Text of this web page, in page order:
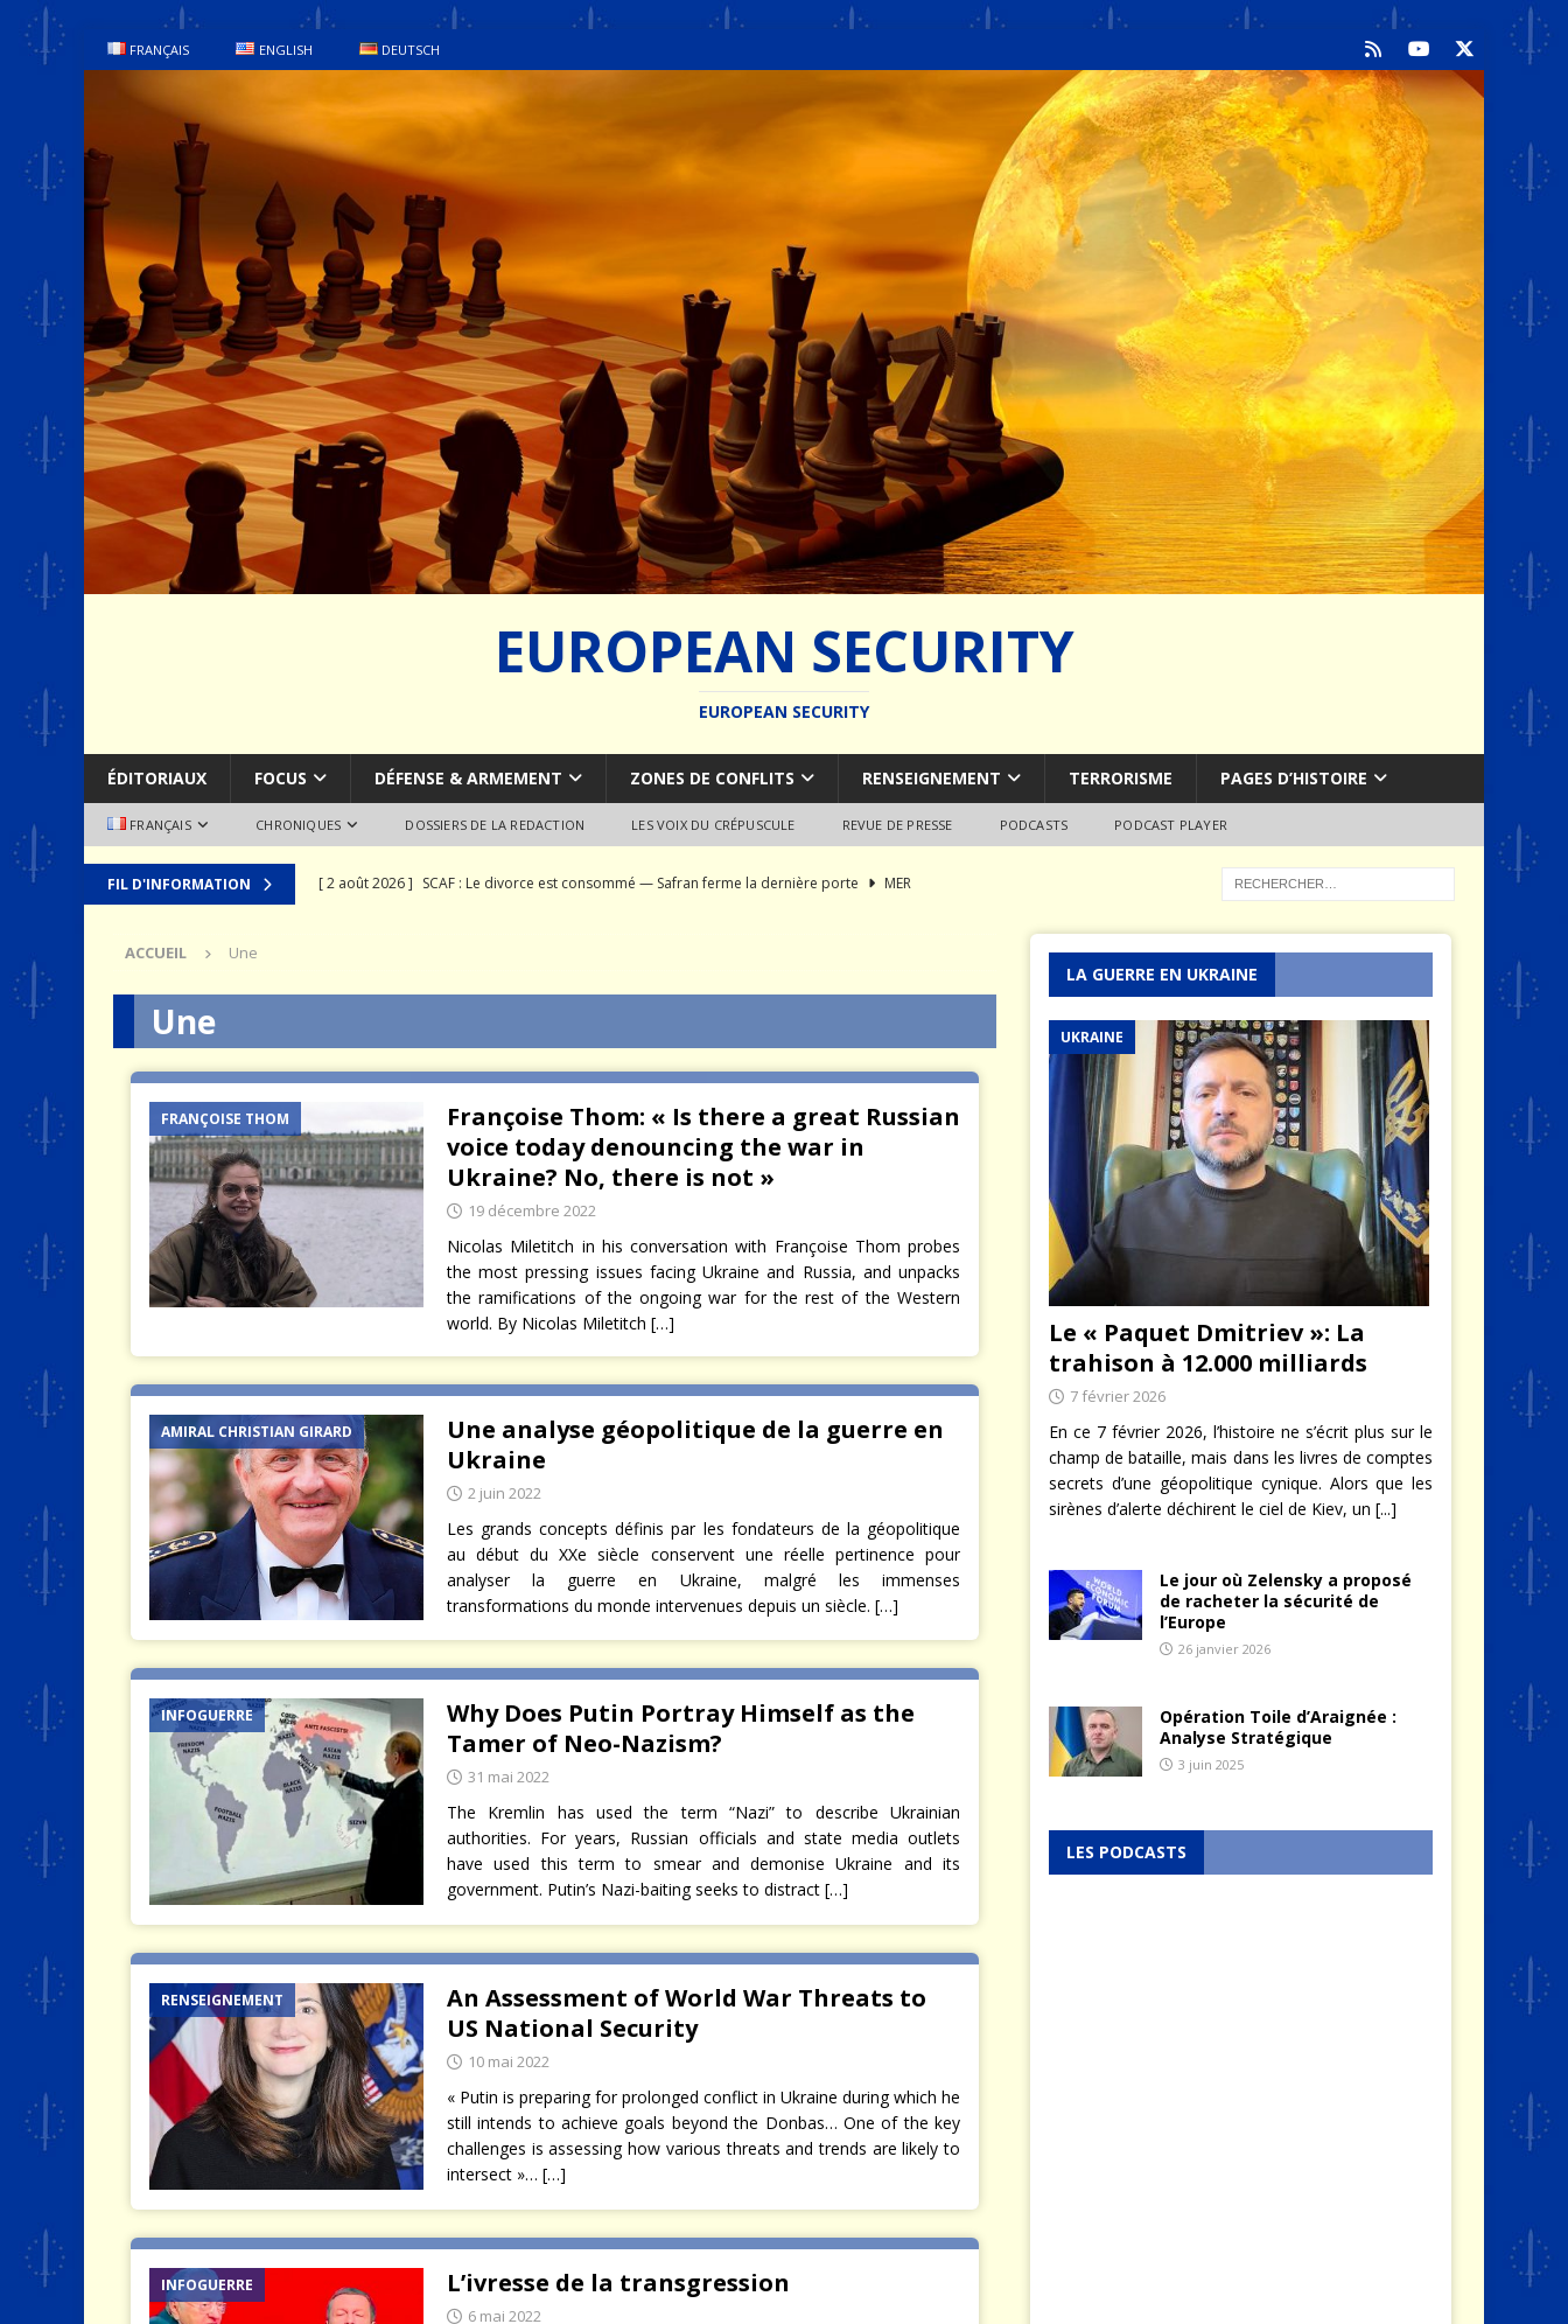
FRANÇAIS ENGLISH DEUTSCH
EUROPEAN SECURITY
EUROPEAN SECURITY
ÉDITORIAUX FOCUS DÉFENSE & ARMEMENT ZONES DE CONFLITS RENSEIGNEMENT TERRORISME PAGES D’HISTOIRE
FRANÇAIS CHRONIQUES DOSSIERS DE LA REDACTION LES VOIX DU CRÉPUSCULE REVUE DE PRESSE PODCASTS PODCAST PLAYER
FIL D'INFORMATION [ 2 août 2026 ] SCAF : Le divorce est consommé — Safran ferme la dernière porte
MER
[ 4 août 2026 ] Quand la crise arbitre à notre place JÉRÔME DENARIEZ
ACCUEIL Une
Une
FRANÇOISE THOM
Françoise Thom: « Is there a great Russian
voice today denouncing the war in
Ukraine? No, there is not »
19 décembre 2022
Nicolas Miletitch in his conversation with Françoise Thom probes
the most pressing issues facing Ukraine and Russia, and unpacks
the ramifications of the ongoing war for the rest of the Western
world. By Nicolas Miletitch […]
AMIRAL CHRISTIAN GIRARD
Une analyse géopolitique de la guerre en
Ukraine
2 juin 2022
Les grands concepts définis par les fondateurs de la géopolitique
au début du XXe siècle conservent une réelle pertinence pour
analyser la guerre en Ukraine, malgré les immenses
transformations du monde intervenues depuis un siècle. […]
INFOGUERRE
Why Does Putin Portray Himself as the
Tamer of Neo-Nazism?
31 mai 2022
The Kremlin has used the term “Nazi” to describe Ukrainian
authorities. For years, Russian officials and state media outlets
have used this term to smear and demonise Ukraine and its
government. Putin’s Nazi-baiting seeks to distract […]
RENSEIGNEMENT
An Assessment of World War Threats to
US National Security
10 mai 2022
« Putin is preparing for prolonged conflict in Ukraine during which he
still intends to achieve goals beyond the Donbas… One of the key
challenges is assessing how various threats and trends are likely to
intersect »… […]
INFOGUERRE L’ivresse de la transgression
6 mai 2022
LA GUERRE EN UKRAINE
UKRAINE
Le « Paquet Dmitriev »: La
trahison à 12.000 milliards
7 février 2026
En ce 7 février 2026, l’histoire ne s’écrit plus sur le
champ de bataille, mais dans les livres de comptes
secrets d’une géopolitique cynique. Alors que les
sirènes d’alerte déchirent le ciel de Kiev, un [...]
Le jour où Zelensky a proposé
de racheter la sécurité de
l’Europe
26 janvier 2026
Opération Toile d’Araignée :
Analyse Stratégique
3 juin 2025
LES PODCASTS